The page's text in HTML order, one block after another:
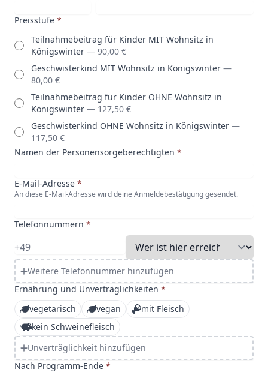
Preisstufe *
Teilnahmebeitrag für Kinder MIT Wohnsitz in
Königswinter — 90,00 €
Geschwisterkind MIT Wohnsitz in Königswinter —
80,00 €
Teilnahmebeitrag für Kinder OHNE Wohnsitz in
Königswinter — 127,50 €
Geschwisterkind OHNE Wohnsitz in Königswinter —
117,50 €
Namen der Personensorgeberechtigten *
E-Mail-Adresse *
An diese E-Mail-Adresse wird deine Anmeldebestätigung gesendet.
Telefonnummern *
Weitere Telefonnummer hinzufügen
Ernährung und Unverträglichkeiten *
vegetarisch
vegan
mit Fleisch
kein Schweinefleisch
Unverträglichkeit hinzufügen
Nach Programm-Ende *